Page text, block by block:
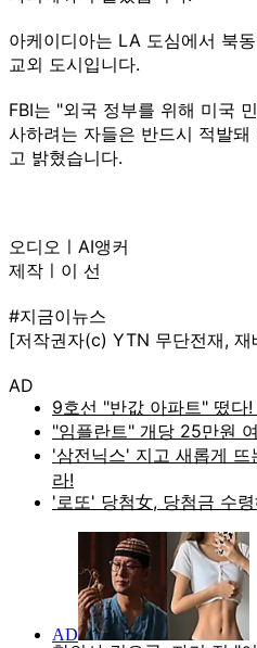
아케이디아는 LA 도심에서 북
교외 도시입니다.
FBI는 "외국 정부를 위해 미국
사하려는 자들은 반드시 적발
고 밝혔습니다.
오디오ㅣAI앵커
제작ㅣ이 선
#지금이뉴스
[저작권자(c) YTN 무단전재,
AD